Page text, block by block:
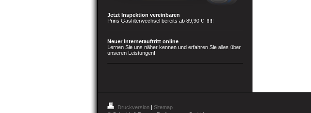
Jetzt Inspektion vereinbaren
Prins Gasfilterwechsel bereits ab 89,90 € !!!!!
Neuer Internetauftritt online
Lernen Sie uns näher kennen und erfahren Sie alles über
unseren Leistungen!
Druckversion | Sitemap